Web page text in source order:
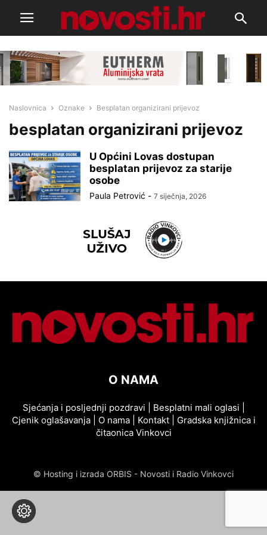
Naslovnica Oznake Besplatan organizirani prijevoz
besplatan organizirani prijevoz
U Općini Lovas dostupan
besplatan prijevoz za starije
osobe
Paula Petrović - 7 siječnja, 2026
O NAMA
Sjećanja i posljednji pozdravi Besplatni mali oglasi
Cjenik oglašavanja| O nama| Kontakt| Gradska knjižnica i
čitaonica Vinkovci
© Hosting i izrada ORBIS - Novosti i Radio Vinkovci